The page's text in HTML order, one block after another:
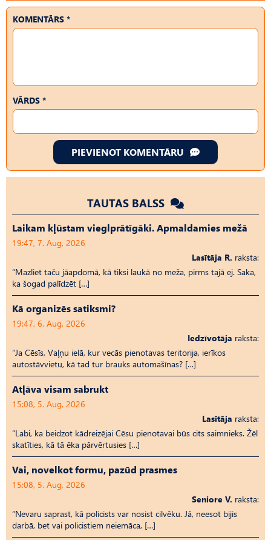
KOMENTĀRS *
VĀRDS *
PIEVIENOT KOMENTĀRU
TAUTAS BALSS
Laikam kļūstam vieglprātīgāki. Apmaldamies mežā
19:47, 7. Aug, 2026
Lasītāja R. raksta:
“Mazliet taču jāapdomā, kā tiksi laukā no meža, pirms tajā ej. Saka,
ka šogad palīdzēt […]
Kā organizēs satiksmi?
19:47, 6. Aug, 2026
Iedzīvotāja raksta:
“Ja Cēsīs, Vaļņu ielā, kur vecās pienotavas teritorija, ierīkos
autostāvvietu, kā tad tur brauks automašīnas? […]
Atļāva visam sabrukt
15:08, 5. Aug, 2026
Lasītāja raksta:
“Labi, ka beidzot kādreizējai Cēsu pienotavai būs cits saimnieks. Žēl
skatīties, kā tā ēka pārvērtusies […]
Vai, novelkot formu, pazūd prasmes
15:08, 5. Aug, 2026
Seniore V. raksta:
“Nevaru saprast, kā policists var nosist cilvēku. Jā, neesot bijis
darbā, bet vai policistiem neiemāca, […]